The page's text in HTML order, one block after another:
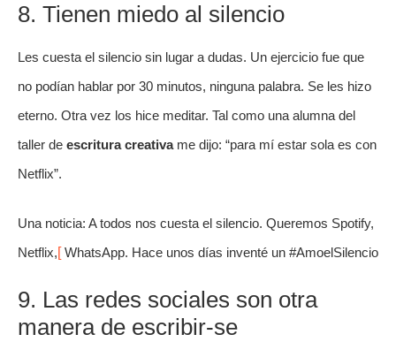
8. Tienen miedo al silencio
Les cuesta el silencio sin lugar a dudas. Un ejercicio fue que
no podían hablar por 30 minutos, ninguna palabra. Se les hizo
eterno. Otra vez los hice meditar. Tal como una alumna del
taller de escritura creativa me dijo: “para mí estar sola es con
Netflix”.
Una noticia: A todos nos cuesta el silencio. Queremos Spotify,
Netflix,[WhatsApp. Hace unos días inventé un #AmoelSilencio
9. Las redes sociales son otra
manera de escribir-se